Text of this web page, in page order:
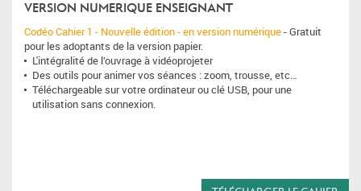
VERSION NUMERIQUE ENSEIGNANT
Codéo Cahier 1 - Nouvelle édition - en version numérique- Gratuit
pour les adoptants de la version papier.
L'intégralité de l’ouvrage à vidéoprojeter
Des outils pour animer vos séances : zoom, trousse, etc…
Téléchargeable sur votre ordinateur ou clé USB, pour une
utilisation sans connexion.